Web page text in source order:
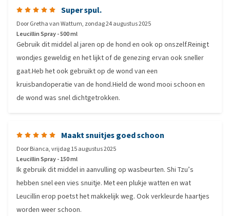
Super spul.
DoorGretha van Wattum, zondag 24 augustus 2025
Leucillin Spray - 500 ml
Gebruik dit middel al jaren op de hond en ook op onszelf.Reinigt
wondjes geweldig en het lijkt of de genezing ervan ook sneller
gaat.Heb het ook gebruikt op de wond van een
kruisbandoperatie van de hond.Hield de wond mooi schoon en
de wond was snel dichtgetrokken.
Maakt snuitjes goed schoon
DoorBianca,vrijdag 15 augustus 2025
Leucillin Spray - 150 ml
Ik gebruik dit middel in aanvulling op wasbeurten. Shi Tzu’s
hebben snel een vies snuitje. Met een plukje watten en wat
Leucillin erop poetst het makkelijk weg. Ook verkleurde haartjes
worden weer schoon.